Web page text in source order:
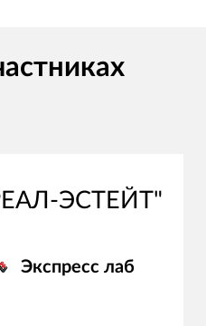
ЭСТЕЙТ"
Экспресс лаб